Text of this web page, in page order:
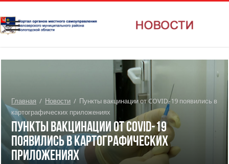
Главная / Новости / Пункты вакцинации от COVID-19 появились в
картографических приложениях
Пункты вакцинации от COVID-19
появились в картографических
приложениях